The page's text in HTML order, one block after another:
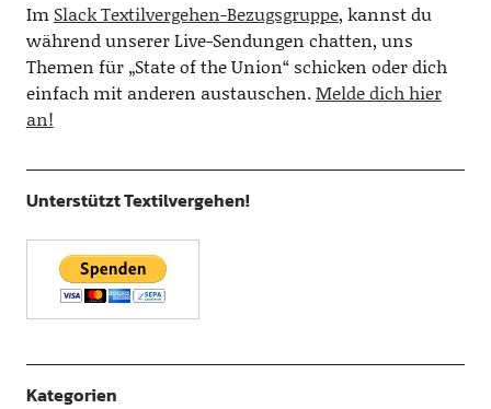
Im Slack Textilvergehen-Bezugsgruppe, kannst du
während unserer Live-Sendungen chatten, uns
Themen für „State of the Union“ schicken oder dich
einfach mit anderen austauschen.Melde dich hier
an!
Unterstützt Textilvergehen!
Kategorien